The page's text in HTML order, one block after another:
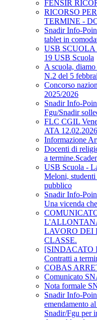
FENSIR
RICORSO
TERMINE -
Snadir Info-
tablet in
USB SCUOLA
19 USB Scuola
A scuola,
N.2 del 5
Concorso
2025/2026
Snadir Info-
Fgu/Snadir
FLC CGIL
ATA
Informazione
Docenti di
a
USB Scuola -
Meloni,
pubblico
Snadir Info-
Una vicenda
LAVORO DEI
CLASSE.
[SINDACATO
Contratti a
COBAS
Comunicato
Nota formale
Snadir Info-
emendamento
Snadir/Fgu per